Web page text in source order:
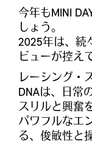
今年もMINI
しょう。
2025年は、続
ビューが控え
レーシング・
DNAは、日常
スリルと興奮
パワフルなエ
る、俊敏性と